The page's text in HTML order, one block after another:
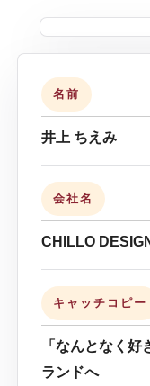
名前
井上 ちえみ
会社名
CHILLO
キャッチコピー
「なんとなく
ランドへ